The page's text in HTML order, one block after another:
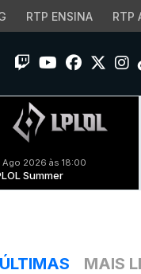
RTP ENSINA RTP
Ago 2026 às 18:00
Summer
ÚLTIMAS MAIS